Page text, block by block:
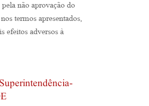
não aprovação do
termos apresentados,
efeitos adversos à